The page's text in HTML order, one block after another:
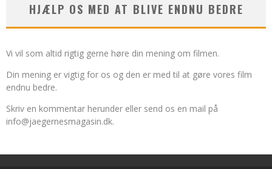
HJÆLP OS MED AT BLIVE ENDNU BEDRE
Vi vil som altid rigtig gerne høre din mening om filmen.
Din mening er vigtig for os og den er med til at gøre vores film
endnu bedre.
Skriv en kommentar herunder eller send os en mail på
info@jaegernesmagasin.dk.